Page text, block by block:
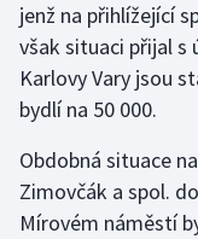
Lyže a snowboard
Moderní pětiboj
Motorsport
Olympijské hry
jenž na přihlížející
však situaci přijal s
Karlovy Vary jsou
bydlí na 50 000.
Obdobná situace
Zimovčák a spol.
Mírovém náměstí